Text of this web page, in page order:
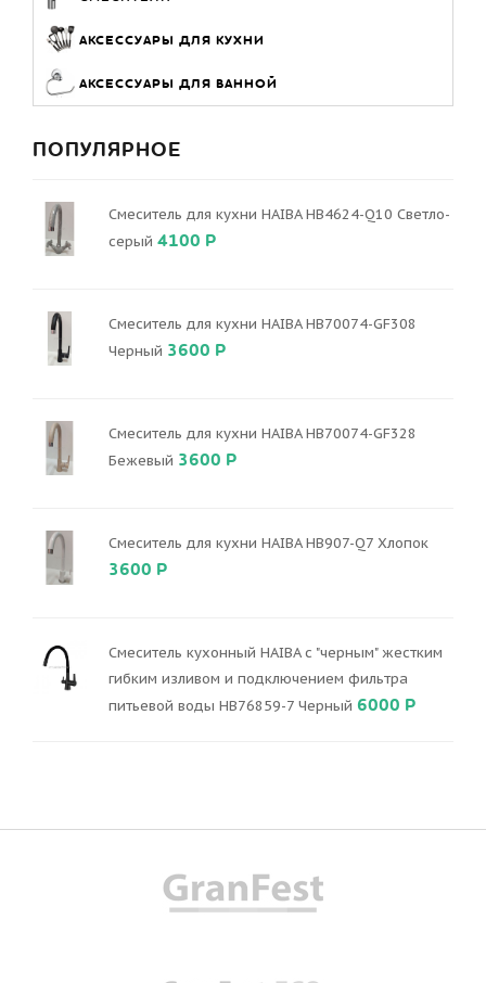
АКСЕССУАРЫ ДЛЯ КУХНИ
АКСЕССУАРЫ ДЛЯ ВАННОЙ
ПОПУЛЯРНОЕ
Смеситель для кухни HAIBA HB4624-Q10 Светло-
серый 4100 Р
Смеситель для кухни HAIBA HB70074-GF308
Черный 3600 Р
Смеситель для кухни HAIBA HB70074-GF328
Бежевый 3600 Р
Смеситель для кухни HAIBA HB907-Q7 Хлопок
3600 Р
Смеситель кухонный HAIBA с "черным" жестким
гибким изливом и подключением фильтра
питьевой воды HB76859-7 Черный 6000 Р